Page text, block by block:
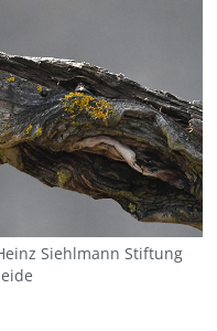
Siehlmann Stiftung